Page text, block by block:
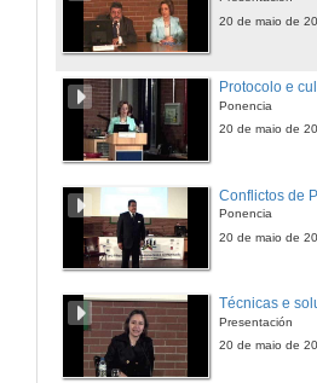
20 de maio de
Ponencia
20 de maio de
Ponencia
20 de maio de
Presentación
20 de maio de